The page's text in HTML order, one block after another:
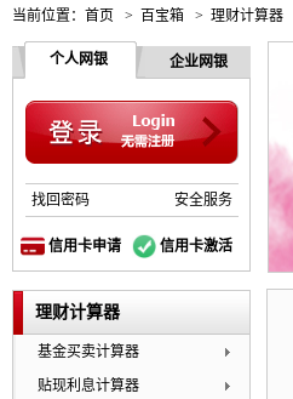
当前位置： 首页 > 百宝箱 > 理财计算器
个人网银 企业网银
找回密码 安全服务
信用卡申请 信用卡激活
理财计算器
基金买卖计算器
贴现利息计算器